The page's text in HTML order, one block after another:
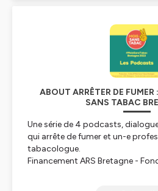
ABOUT ARRÊTER DE
SANS TABAC
Une série de 4 podcasts,
qui arrête de fumer et un-e
tabacologue.
Financement ARS Bretagne -